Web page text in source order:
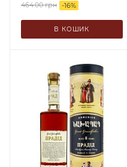
464.00грн -16%
В КОШИК